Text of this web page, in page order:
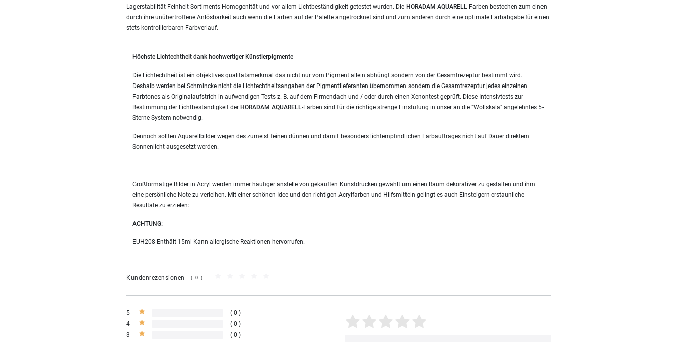
Lagerstabilität Feinheit Sortiments-Homogenität und vor allem Lichtbeständigkeit getestet wurden. Die HORADAM AQUARELL-Farben bestechen zum einen
durch ihre unübertroffene Anlösbarkeit auch wenn die Farben auf der Palette angetrocknet sind und zum anderen durch eine optimale Farbabgabe für einen
stets kontrollierbaren Farbverlauf.
Höchste Lichtechtheit dank hochwertiger Künstlerpigmente
Die Lichtechtheit ist ein objektives qualitätsmerkmal das nicht nur vom Pigment allein abhüngt sondern von der Gesamtrezeptur bestimmt wird.
Deshalb werden bei Schmincke nicht die Lichtechtheitsangaben der Pigmentlieferanten übernommen sondern die Gesamtrezeptur jedes einzelnen
Farbtones als Originalaufstrich in aufwendigen Tests z. B. auf dem Firmendach und / oder durch einen Xenontest geprüft. Diese Intensivtests zur
Bestimmung der Lichtbeständigkeit der HORADAM AQUARELL-Farben sind für die richtige strenge Einstufung in unser an die "Wollskala" angelehntes 5-
Sterne-System notwendig.
Dennoch sollten Aquarellbilder wegen des zumeist feinen dünnen und damit besonders lichtempfindlichen Farbauftrages nicht auf Dauer direktem
Sonnenlicht ausgesetzt werden.
Großformatige Bilder in Acryl werden immer häufiger anstelle von gekauften Kunstdrucken gewählt um einen Raum dekorativer zu gestalten und ihm
eine persönliche Note zu verleihen. Mit einer schönen Idee und den richtigen Acrylfarben und Hilfsmitteln gelingt es auch Einsteigern erstaunliche
Resultate zu erzielen:
ACHTUNG:
EUH208 Enthält 15ml Kann allergische Reaktionen hervorrufen.
Kundenrezensionen (0)
5
0
4
0
3
0